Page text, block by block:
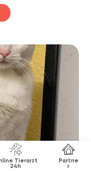
Tierarzt
24h
Partne
r